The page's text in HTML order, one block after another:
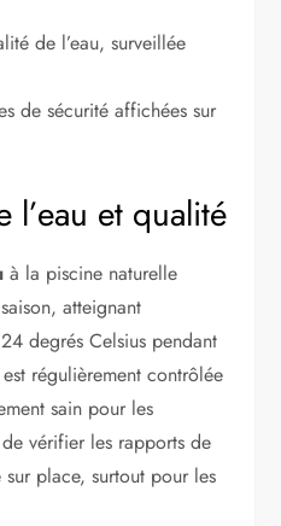
de l’eau, surveillée
de sécurité affichées sur
l’eau et qualité
à la piscine naturelle
atteignant
degrés Celsius pendant
est régulièrement contrôlée
sain pour les
vérifier les rapports de
place, surtout pour les